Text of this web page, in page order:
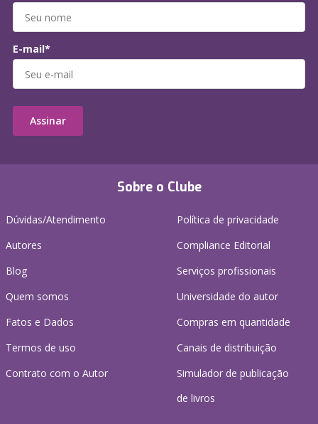
Sobre o Clube
Dúvidas/Atendimento
Autores
Blog
Quem somos
Fatos e Dados
Termos de uso
Contrato com o Autor
Política de privacidade
Compliance Editorial
Serviços profissionais
Universidade do autor
Compras em quantidade
Canais de distribuição
Simulador de publicação
de livros
E-mail*
Assinar